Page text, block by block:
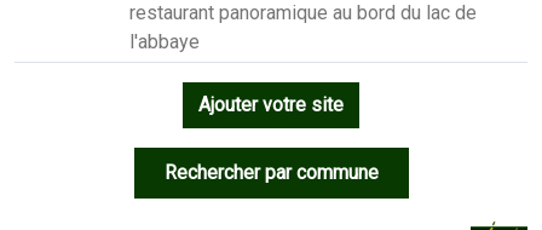
restaurant panoramique au bord du lac de
l'abbaye
Ajouter votre site
Rechercher par commune